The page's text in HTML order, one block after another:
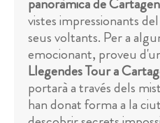
vistes impressionants
seus voltants. Per a
emocionant, proveu
Llegendes Tour a
portarà a través dels
han donat forma a la